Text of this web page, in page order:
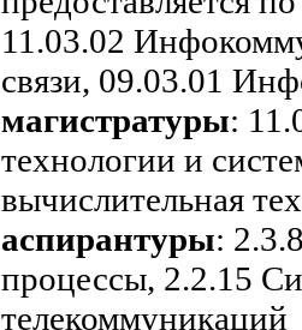
11.03.02
связи, 09.03.01
магистратуры:
технологии и
вычислительная
аспирантуры:
процессы, 2.2.15
телекоммуникаций